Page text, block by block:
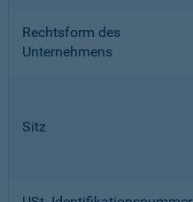
Rechtsform des
Unternehmens
Sitz